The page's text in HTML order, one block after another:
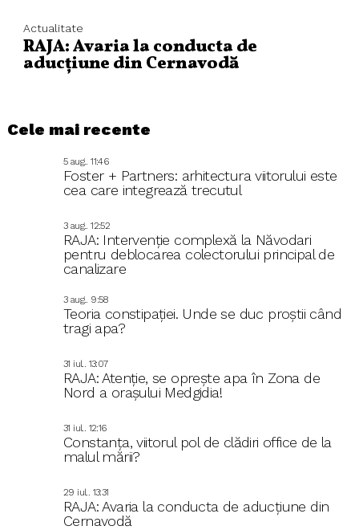
Actualitate
RAJA: Avaria la conducta de
aducțiune din Cernavodă
Cele mai recente
5 aug.. 11:46
Foster + Partners: arhitectura viitorului este
cea care integrează trecutul
3 aug.. 12:52
RAJA: Intervenție complexă la Năvodari
pentru deblocarea colectorului principal de
canalizare
3 aug.. 9:58
Teoria constipației. Unde se duc proștii când
tragi apa?
31 iul.. 13:07
RAJA: Atenție, se oprește apa în Zona de
Nord a orașului Medgidia!
31 iul.. 12:16
Constanța, viitorul pol de clădiri office de la
malul mării?
29 iul.. 13:31
RAJA: Avaria la conducta de aducțiune din
Cernavodă